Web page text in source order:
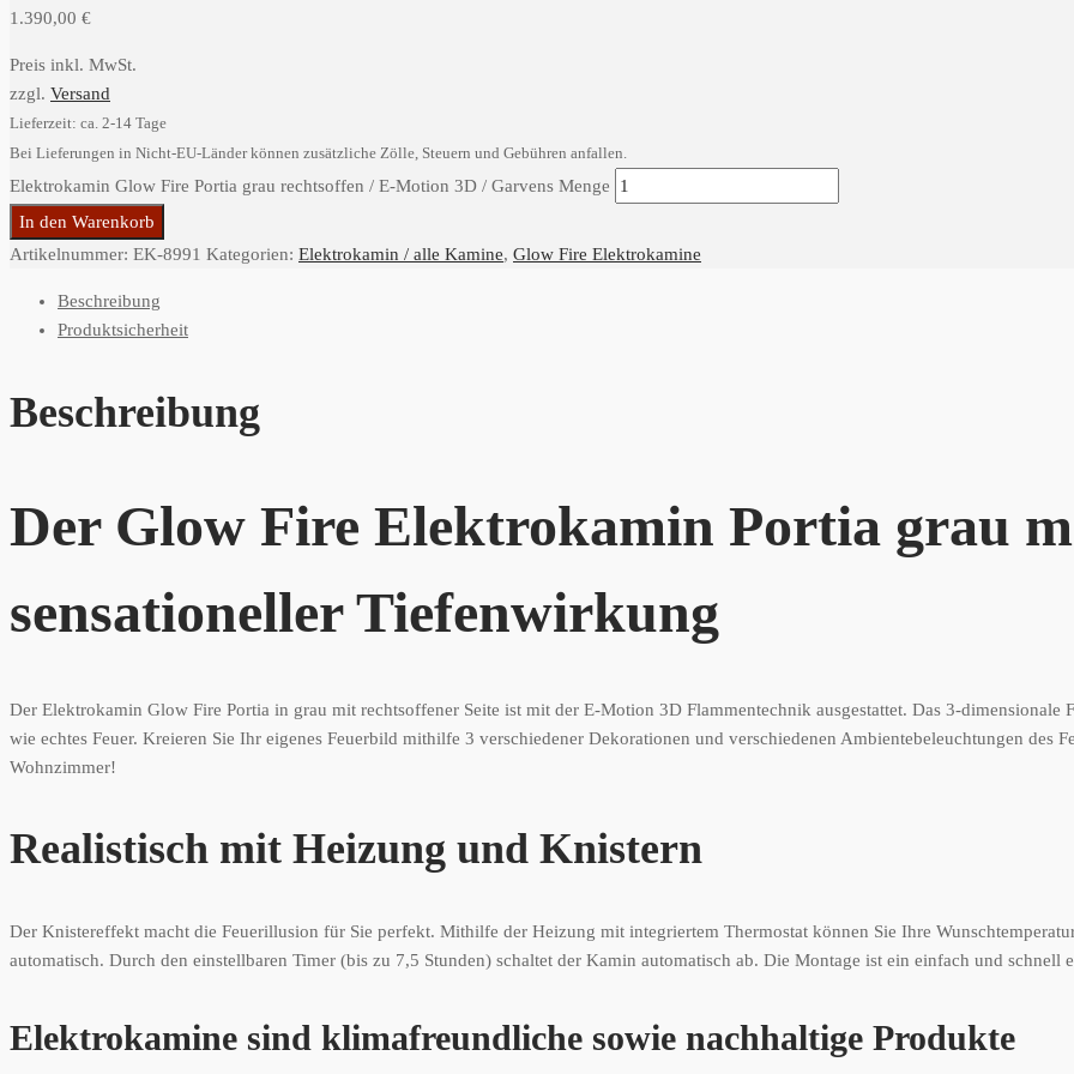
1.390,00 €
Preis inkl. MwSt.
zzgl. Versand
Lieferzeit: ca. 2-14 Tage
Bei Lieferungen in Nicht-EU-Länder können zusätzliche Zölle, Steuern und Gebühren anfallen.
Elektrokamin Glow Fire Portia grau rechtsoffen / E-Motion 3D / Garvens Menge
In den Warenkorb
Artikelnummer: EK-8991 Kategorien: Elektrokamin / alle Kamine, Glow Fire Elektrokamine
Beschreibung
Produktsicherheit
Beschreibung
Der Glow Fire Elektrokamin Portia grau
sensationeller Tiefenwirkung
Der Elektrokamin Glow Fire Portia in grau mit rechtsoffener Seite ist mit der E-Motion 3D Flammentechnik ausgestattet. Das 3-dimensionale
wie echtes Feuer. Kreieren Sie Ihr eigenes Feuerbild mithilfe 3 verschiedener Dekorationen und verschiedenen Ambientebeleuchtungen des
Wohnzimmer!
Realistisch mit Heizung und Knistern
Der Knistereffekt macht die Feuerillusion für Sie perfekt. Mithilfe der Heizung mit integriertem Thermostat können Sie Ihre
automatisch. Durch den einstellbaren Timer (bis zu 7,5 Stunden) schaltet der Kamin automatisch ab. Die Montage ist ein einfach und schnell
Elektrokamine sind klimafreundliche sowie nachhaltige Produkte